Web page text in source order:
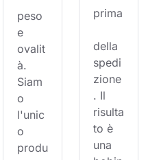
peso
e
ovalit
à.
Siam
o
l'unic
o
produ
prima
della
spedi
zione
. Il
risulta
to è
una